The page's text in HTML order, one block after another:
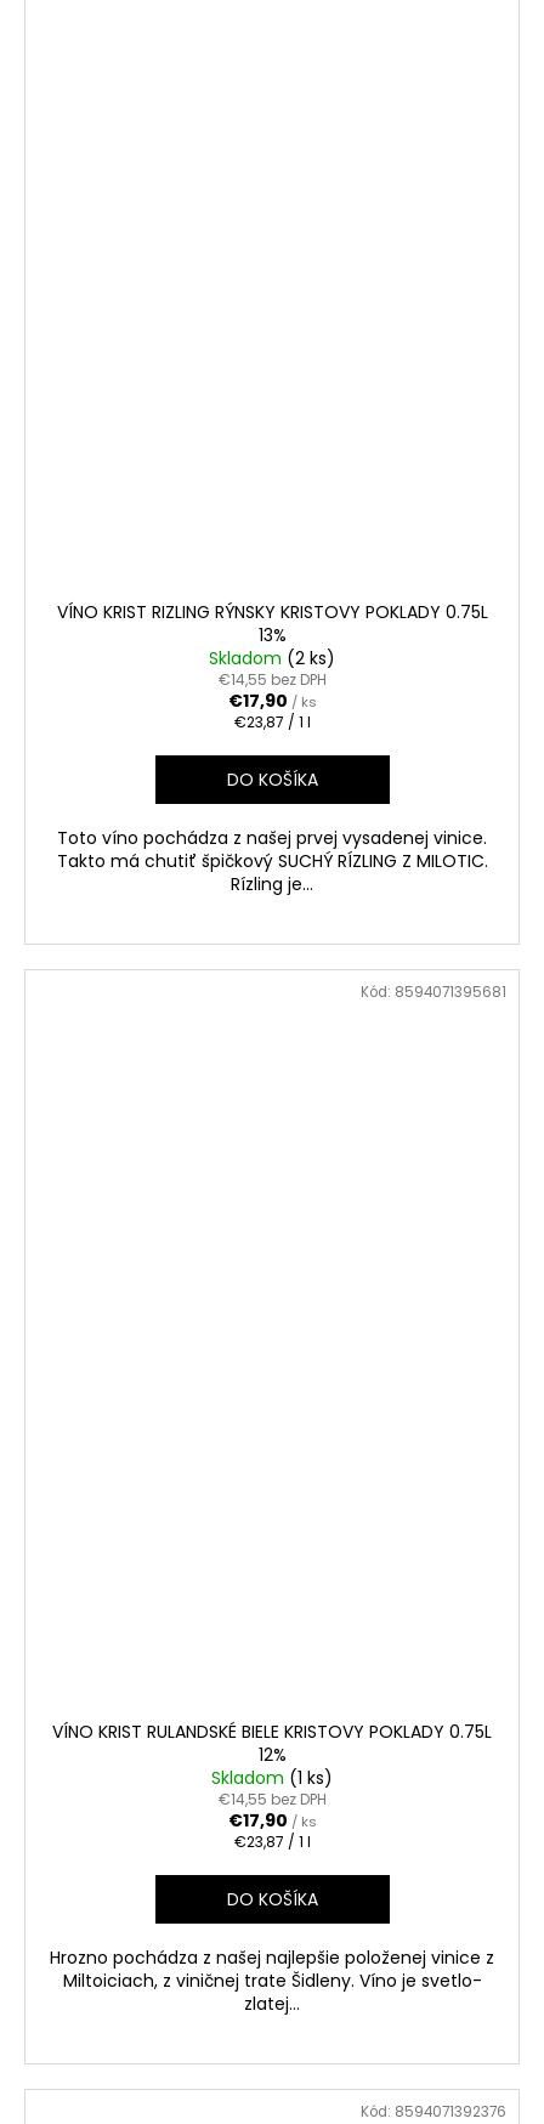
VÍNO KRIST RIZLING RÝNSKY KRISTOVY POKLADY 0.75L
13%
Skladom (2 ks)
€14,55 bez DPH
€17,90 / ks
Jednotková
€23,87 / 1 l
DO KOŠÍKA
Toto víno pochádza z našej prvej vysadenej vinice.
Takto má chutiť špičkový SUCHÝ RÍZLING Z MILOTIC.
Rízling je...
VÍNO KRIST RULANDSKÉ BIELE KRISTOVY POKLADY 0.75L
12%
Skladom (1 ks)
€14,55 bez DPH
€17,90 / ks
Jednotková
€23,87 / 1 l
DO KOŠÍKA
Hrozno pochádza z našej najlepšie položenej vinice z
Miltoiciach, z viničnej trate Šidleny. Víno je svetlo-
zlatej...
Kód: 8594071395681
Kód: 8594071392376